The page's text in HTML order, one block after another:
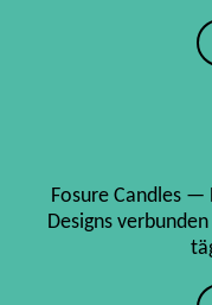
Fosure Candles
Designs